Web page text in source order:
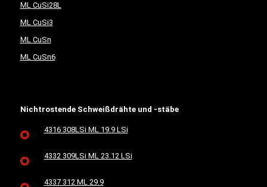
ML CuSi28L
ML CuSi3
ML CuSn
ML CuSn6
Nichtrostende Schweißdrähte und -stäbe
4316 308LSi ML 19.9 LSi
4332 309LSi ML 23.12 LSi
4337 312 ML 29.9